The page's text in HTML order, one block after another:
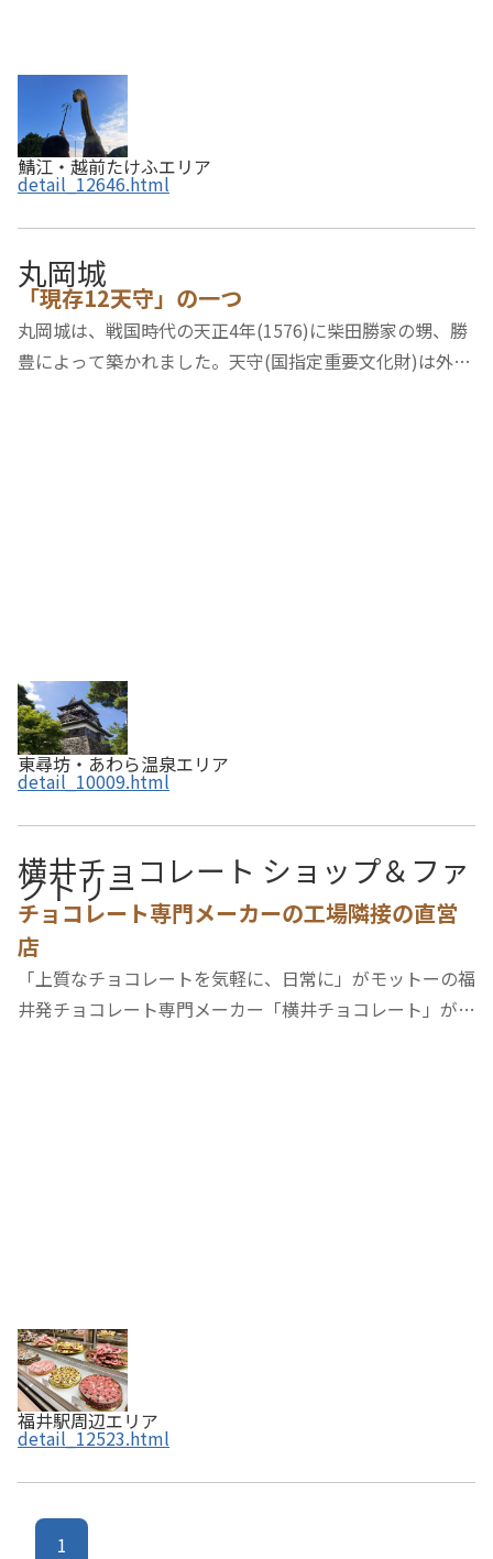
鯖江・越前たけふエリア
detail_12646.html
丸岡城
「現存12天守」の一つ
丸岡城は、戦国時代の天正4年(1576)に柴田勝家の甥、勝
豊によって築かれました。天守(国指定重要文化財)は外観
東尋坊・あわら温泉エリア
detail_10009.html
横井チョコレート ショップ＆ファ
クトリー
チョコレート専門メーカーの工場隣接の直営
店
「上質なチョコレートを気軽に、日常に」がモットーの福
井発チョコレート専門メーカー「横井チョコレート」がオ
福井駅周辺エリア
detail_12523.html
1